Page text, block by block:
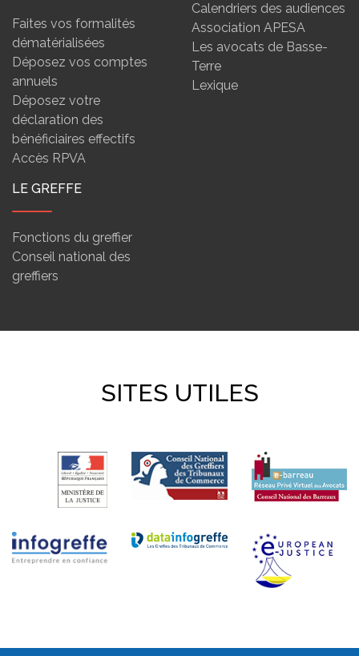
Faites vos formalités
dématérialisées
Déposez vos comptes
annuels
Déposez votre
déclaration des
bénéficiaires effectifs
Accès RPVA
Calendriers des audiences
Association APESA
Les avocats de Basse-
Terre
Lexique
LE GREFFE
Fonctions du greffier
Conseil national des
greffiers
SITES UTILES